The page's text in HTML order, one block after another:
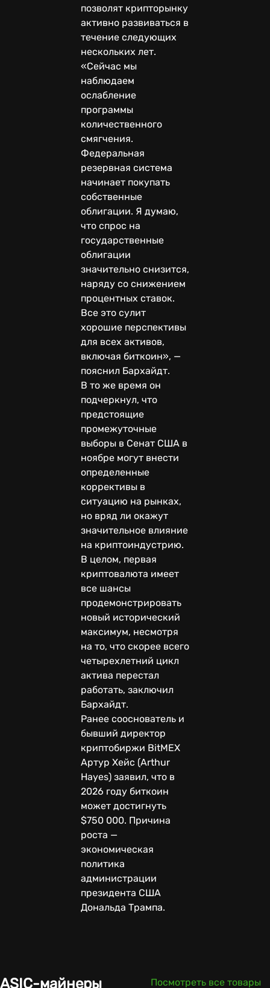
позволят крипторынку
активно развиваться в
течение следующих
нескольких лет.
«Сейчас мы
наблюдаем
ослабление
программы
количественного
смягчения.
Федеральная
резервная система
начинает покупать
собственные
облигации. Я думаю,
что спрос на
государственные
облигации
значительно снизится,
наряду со снижением
процентных ставок.
Все это сулит
хорошие перспективы
для всех активов,
включая биткоин», —
пояснил Бархайдт.
В то же время он
подчеркнул, что
предстоящие
промежуточные
выборы в Сенат США в
ноябре могут внести
определенные
коррективы в
ситуацию на рынках,
но вряд ли окажут
значительное влияние
на криптоиндустрию.
В целом, первая
криптовалюта имеет
все шансы
продемонстрировать
новый исторический
максимум, несмотря
на то, что скорее всего
четырехлетний цикл
актива перестал
работать, заключил
Бархайдт.
Ранее сооснователь и
бывший директор
криптобиржи BitMEX
Артур Хейс (Arthur
Hayes) заявил, что в
2026 году биткоин
может достигнуть
$750 000. Причина
роста —
экономическая
политика
администрации
президента США
Дональда Трампа.
ASIC-майнеры Посмотреть все товары